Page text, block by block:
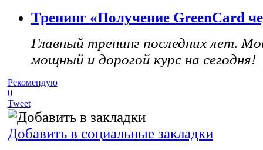
Тренинг «Получение GreenCard
Главный тренинг последних лет.
мощный и дорогой курс на сегодня!
Рекомендую
0
Tweet
Добавить в социальные закладки